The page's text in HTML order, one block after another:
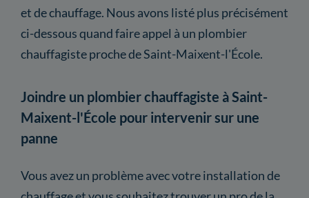
et de chauffage. Nous avons listé plus précisément
ci-dessous quand faire appel à un plombier
chauffagiste proche de Saint-Maixent-l'École.
Joindre un plombier chauffagiste à Saint-
Maixent-l'École pour intervenir sur une
panne
Vous avez un problème avec votre installation de